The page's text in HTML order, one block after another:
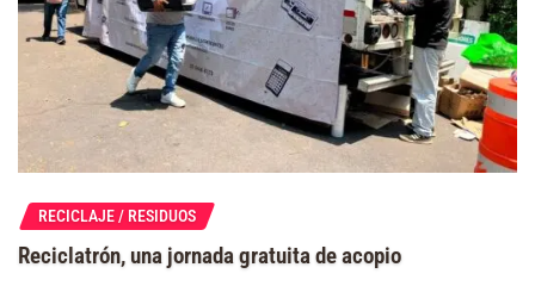
RECICLAJE / RESIDUOS
Reciclatrón, una jornada gratuita de acopio